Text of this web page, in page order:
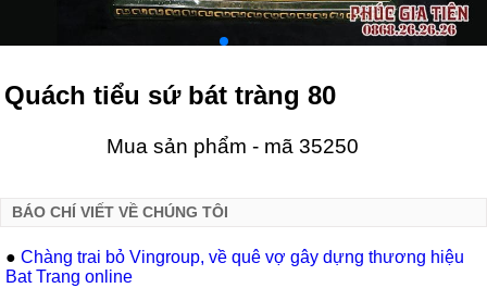
Quách tiểu sứ bát tràng 80
Mua sản phẩm - mã 35250
BÁO CHÍ VIẾT VỀ CHÚNG TÔI
● Chàng trai bỏ Vingroup, về quê vợ gây dựng thương hiệu
Bat Trang online